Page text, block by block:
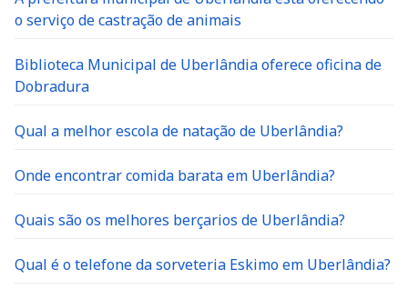
o serviço de castração de animais
Biblioteca Municipal de Uberlândia oferece oficina de
Dobradura
Qual a melhor escola de natação de Uberlândia?
Onde encontrar comida barata em Uberlândia?
Quais são os melhores berçarios de Uberlândia?
Qual é o telefone da sorveteria Eskimo em Uberlândia?